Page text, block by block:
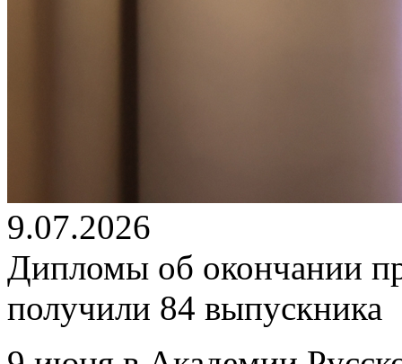
9.07.2026
Дипломы об окончании
получили 84 выпускника